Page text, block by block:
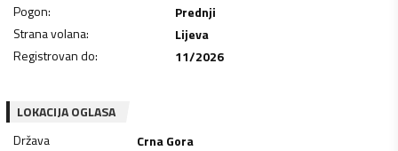
Pogon:
Prednji
Strana volana:
Lijeva
Registrovan do: 11/2026
LOKACIJA OGLASA
Država
Crna Gora